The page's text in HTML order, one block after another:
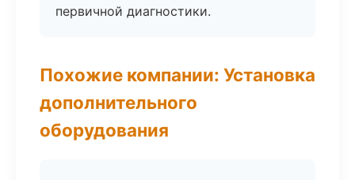
первичной диагностики.
Похожие компании: Установка
дополнительного
оборудования